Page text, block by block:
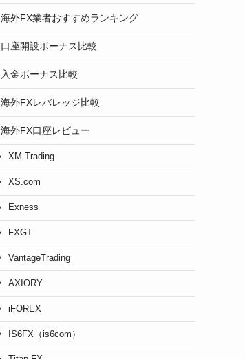
海外FX業者おすすめランキング
口座開設ボーナス比較
入金ボーナス比較
海外FXレバレッジ比較
海外FX口座レビュー
XM Trading
XS.com
Exness
FXGT
VantageTrading
AXIORY
iFOREX
IS6FX（is6com）